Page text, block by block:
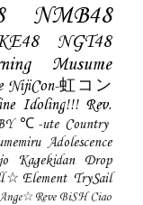
NMB48
NGT48
Musume
NijiCon-虹コン
Idoling!!! Rev.
℃-ute Country
Adolescence
Kagekidan
Drop
TrySail
Ange☆Reve BiSH Ciao